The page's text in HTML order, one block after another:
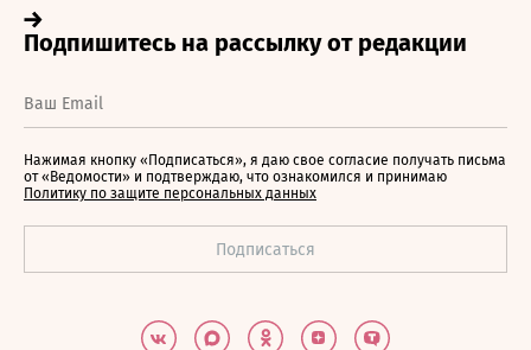
Нажимая кнопку «Подписаться», я даю свое согласие получать письма
от «Ведомости» и подтверждаю, что ознакомился и принимаю
Политику по защите персональных данных